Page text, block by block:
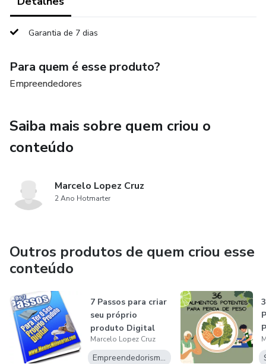
Garantia de 7 dias
Para quem é esse produto?
Empreendedores
Saiba mais sobre quem criou o
conteúdo
Marcelo Lopez Cruz
2 Ano Hotmarter
Outros produtos de quem criou esse
conteúdo
7 Passos para criar
seu próprio
produto Digital
Marcelo Lopez Cruz
Empreendedorismo Digital